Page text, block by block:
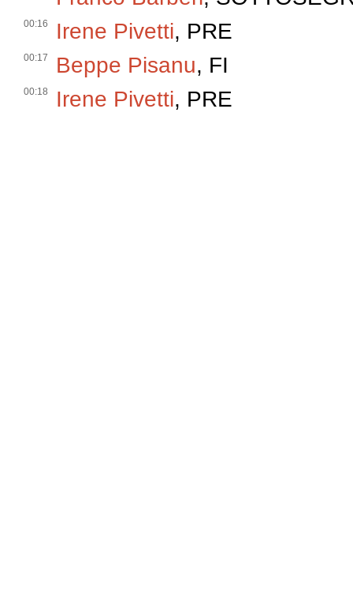
00:16 Irene Pivetti, PRE
00:17 Beppe Pisanu, FI
00:18 Irene Pivetti, PRE